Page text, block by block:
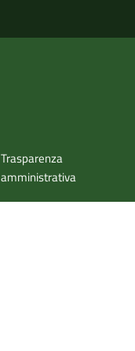
Trasparenza
amministrativa